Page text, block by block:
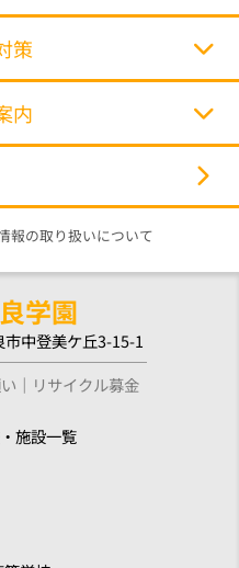
策
内
報の取り扱いについて
学園
中登美ケ丘3-15-1
リサイクル募金
施設一覧